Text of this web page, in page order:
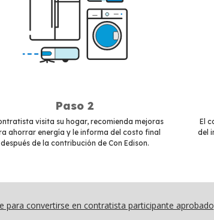
Paso 2
visita su hogar, recomienda mejoras
ahorrar energía y le informa del costo final
después de la contribución de Con Edison.
El
del
para convertirse en contratista participante aprobado